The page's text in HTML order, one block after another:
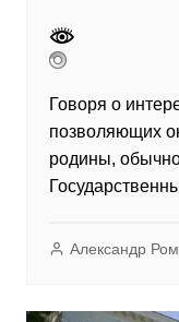
Говоря о
позволяющих
родины,
Александр